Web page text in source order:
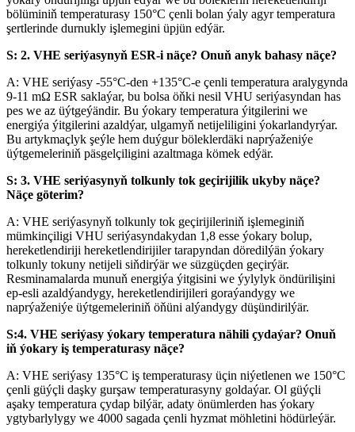
bölüminiň temperaturasy 150°C çenli bolan ýaly agyr temperatura
şertlerinde durnukly işlemegini üpjün edýär.
S: 2. VHE seriýasynyň ESR-i näçe? Onuň anyk bahasy näçe?
A: VHE seriýasy -55°C-den +135°C-e çenli temperatura aralygynda
9-11 mΩ ESR saklaýar, bu bolsa öňki nesil VHU seriýasyndan has
pes we az üýtgeýändir. Bu ýokary temperatura ýitgilerini we
energiýa ýitgilerini azaldýar, ulgamyň netijeliligini ýokarlandyrýar.
Bu artykmaçlyk şeýle hem duýgur böleklerdäki naprýaženiýe
üýtgemeleriniň päsgelçiligini azaltmaga kömek edýär.
S: 3. VHE seriýasynyň tolkunly tok geçirijilik ukyby näçe?
Näçe göterim?
A: VHE seriýasynyň tolkunly tok geçirijileriniň işlemeginiň
mümkinçiligi VHU seriýasyndakydan 1,8 esse ýokary bolup,
hereketlendiriji hereketlendirijiler tarapyndan döredilýän ýokary
tolkunly tokuny netijeli siňdirýär we süzgüçden geçirýär.
Resminamalarda munuň energiýa ýitgisini we ýylylyk öndürilişini
ep-esli azaldýandygy, hereketlendirijileri goraýandygy we
naprýaženiýe üýtgemeleriniň öňüni alýandygy düşündirilýär.
S:4. VHE seriýasy ýokary temperatura nähili çydaýar? Onuň
iň ýokary iş temperaturasy näçe?
A: VHE seriýasy 135°C iş temperaturasy üçin niýetlenen we 150°C
çenli güýçli daşky gurşaw temperaturasyny goldaýar. Ol güýçli
aşaky temperatura çydap bilýär, adaty önümlerden has ýokary
ygtybarlylygy we 4000 sagada çenli hyzmat möhletini hödürleýär.